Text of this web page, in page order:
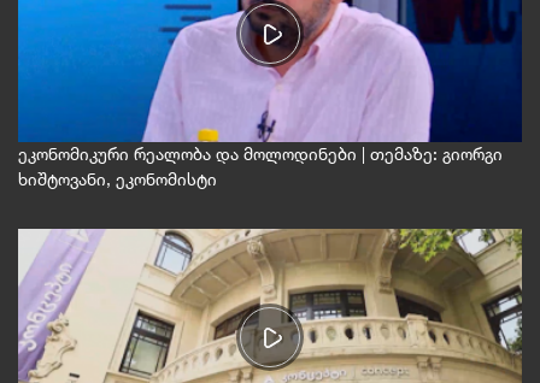
ეკონომიკური რეალობა და მოლოდინები | თემაზე: გიორგი
ხიშტოვანი, ეკონომისტი